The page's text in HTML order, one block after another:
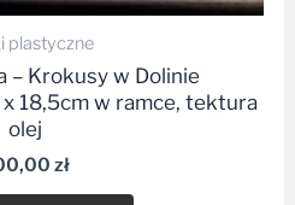
plastyczne
– Krokusy w Dolinie
18,5cm w ramce, tektura
olej
zł